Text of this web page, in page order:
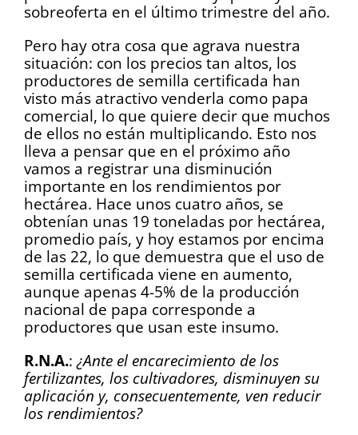
sobreoferta en el último trimestre del año.
Pero hay otra cosa que agrava nuestra
situación: con los precios tan altos, los
productores de semilla certificada han
visto más atractivo venderla como papa
comercial, lo que quiere decir que muchos
de ellos no están multiplicando. Esto nos
lleva a pensar que en el próximo año
vamos a registrar una disminución
importante en los rendimientos por
hectárea. Hace unos cuatro años, se
obtenían unas 19 toneladas por hectárea,
promedio país, y hoy estamos por encima
de las 22, lo que demuestra que el uso de
semilla certificada viene en aumento,
aunque apenas 4-5% de la producción
nacional de papa corresponde a
productores que usan este insumo.
R.N.A.: ¿Ante el encarecimiento de los
fertilizantes, los cultivadores, disminuyen su
aplicación y, consecuentemente, ven reducir
los rendimientos?